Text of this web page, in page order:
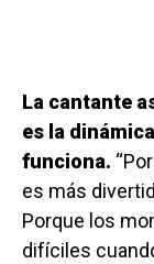
La cantante
es la
funciona.
es más
Porque los
difíciles